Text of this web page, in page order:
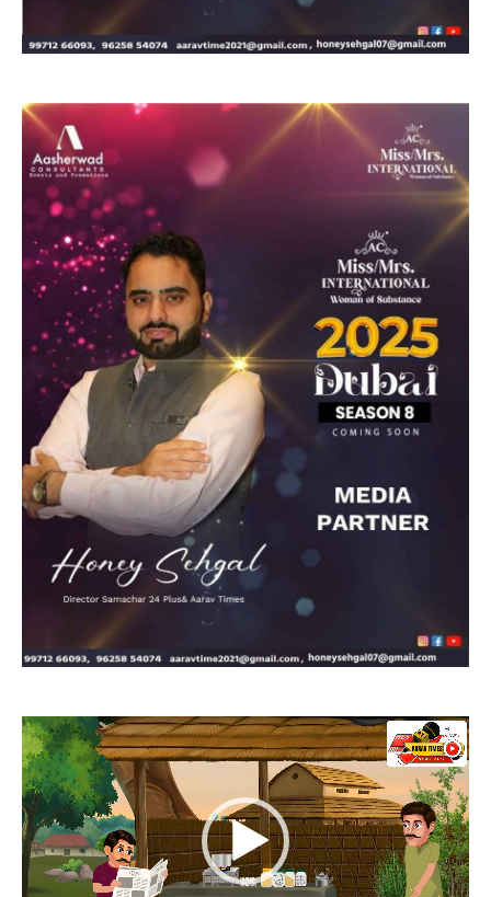
Video
Player